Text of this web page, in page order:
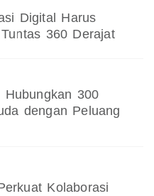
Digital Harus
360 Derajat
Hubungkan 300
dengan Peluang
Kolaborasi